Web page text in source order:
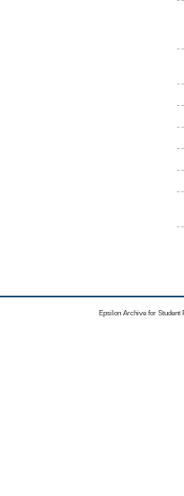
Epsilon Archive for Student